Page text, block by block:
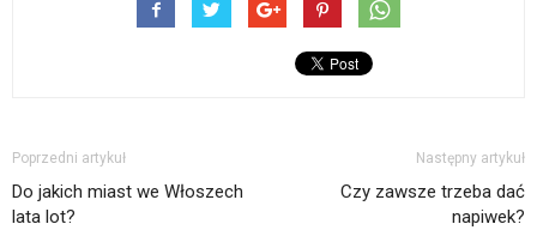
Poprzedni artykuł
Do jakich miast we Włoszech
lata lot?
Następny artykuł
Czy zawsze trzeba dać
napiwek?